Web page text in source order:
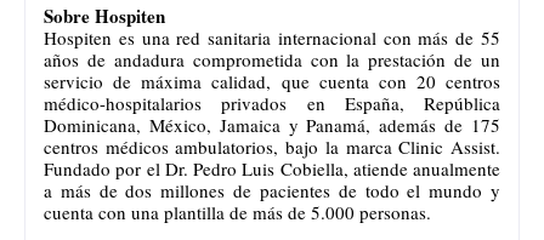
Sobre Hospiten
Hospiten es una red sanitaria internacional con más de 55
años de andadura comprometida con la prestación de un
servicio de máxima calidad, que cuenta con 20 centros
médico-hospitalarios privados en España, República
Dominicana, México, Jamaica y Panamá, además de 175
centros médicos ambulatorios, bajo la marca Clinic Assist.
Fundado por el Dr. Pedro Luis Cobiella, atiende anualmente
a más de dos millones de pacientes de todo el mundo y
cuenta con una plantilla de más de 5.000 personas.